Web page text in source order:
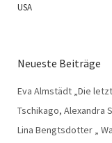
USA
Neueste Beiträge
Eva Almstädt „Die
Tschikago, Alexandra
Lina Bengtsdotter „